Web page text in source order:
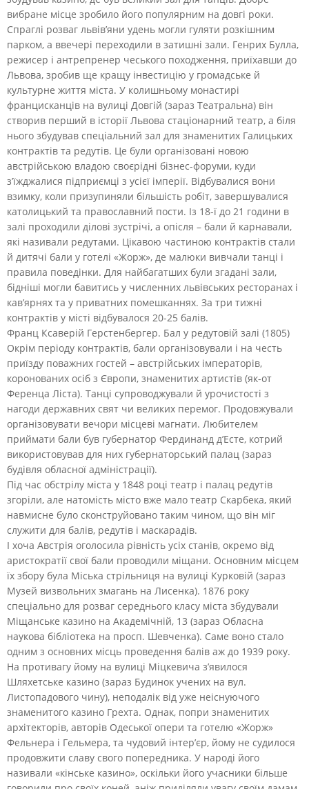
вибране місце зробило його популярним на довгі роки.
Спраглі розваг львів’яни удень могли гуляти розкішним
парком, а ввечері переходили в затишні зали. Генрих Булла,
режисер і антрепренер чеського походження, приїхавши до
Львова, зробив ще кращу інвестицію у громадське й
культурне життя міста. У колишньому монастирі
францисканців на вулиці Довгій (зараз Театральна) він
створив перший в історії Львова стаціонарний театр, а біля
нього збудував спеціальний зал для знаменитих Галицьких
контрактів та редутів. Це були організовані новою
австрійською владою своєрідні бізнес-форуми, куди
з’їжджалися підприємці з усієї імперії. Відбувалися вони
взимку, коли призупиняли більшість робіт, завершувалися
католицький та православний пости. Із 18-ї до 21 години в
залі проходили ділові зустрічі, а опісля – бали й карнавали,
які називали редутами. Цікавою частиною контрактів стали
й дитячі бали у готелі «Жорж», де малюки вивчали танці і
правила поведінки. Для найбагатших були згадані зали,
бідніші могли бавитись у численних львівських ресторанах і
кав’ярнях та у приватних помешканнях. За три тижні
контрактів у місті відбувалося 20-25 балів.
Франц Ксаверій Герстенбергер. Бал у редутовій залі (1805)
Окрім періоду контрактів, бали організовували і на честь
приїзду поважних гостей – австрійських імператорів,
коронованих осіб з Європи, знаменитих артистів (як-от
Ференца Ліста). Танці супроводжували й урочистості з
нагоди державних свят чи великих перемог. Продовжували
організовувати вечори місцеві магнати. Любителем
приймати бали був губернатор Фердинанд д’Есте, котрий
використовував для них губернаторський палац (зараз
будівля обласної адміністрації).
Під час обстрілу міста у 1848 році театр і палац редутів
згоріли, але натомість місто вже мало театр Скарбека, який
навмисне було сконструйовано таким чином, що він міг
служити для балів, редутів і маскарадів.
І хоча Австрія оголосила рівність усіх станів, окремо від
аристократії свої бали проводили міщани. Основним місцем
їх збору була Міська стрільниця на вулиці Курковій (зараз
Музей визвольних змагань на Лисенка). 1876 року
спеціально для розваг середнього класу міста збудували
Міщанське казино на Академічній, 13 (зараз Обласна
наукова бібліотека на просп. Шевченка). Саме воно стало
одним з основних місць проведення балів аж до 1939 року.
На противагу йому на вулиці Міцкевича з’явилося
Шляхетське казино (зараз Будинок учених на вул.
Листопадового чину), неподалік від уже неіснуючого
знаменитого казино Грехта. Однак, попри знаменитих
архітекторів, авторів Одеської опери та готелю «Жорж»
Фельнера і Гельмера, та чудовий інтер’єр, йому не судилося
продовжити славу свого попередника. У народі його
називали «кінське казино», оскільки його учасники більше